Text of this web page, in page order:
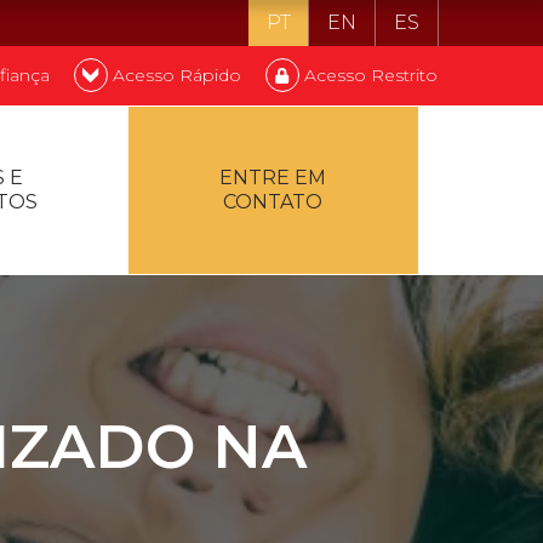
PT EN ES
Acesso Rápido Acesso Restrito
E
ENTRE EM
CONTATO
NA